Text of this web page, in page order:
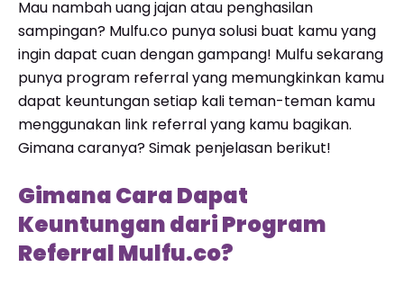
Mau nambah uang jajan atau penghasilan
sampingan? Mulfu.co punya solusi buat kamu yang
ingin dapat cuan dengan gampang! Mulfu sekarang
punya program referral yang memungkinkan kamu
dapat keuntungan setiap kali teman-teman kamu
menggunakan link referral yang kamu bagikan.
Gimana caranya? Simak penjelasan berikut!
Gimana Cara Dapat
Keuntungan dari Program
Referral Mulfu.co?